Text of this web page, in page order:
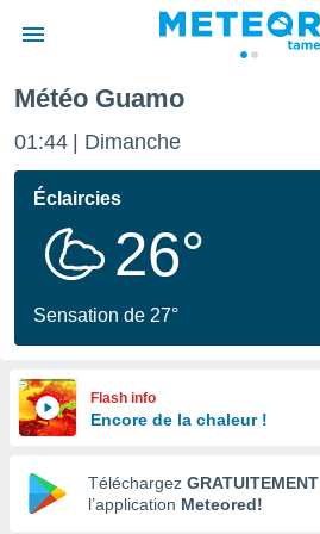
de
en
Météo Guamo
01:44 Dimanche
Éclaircies
26°
Sensation de 27°
Flash info
Encore de la chaleur !
Téléchargez GRATUITEMENT
l’application Meteored!